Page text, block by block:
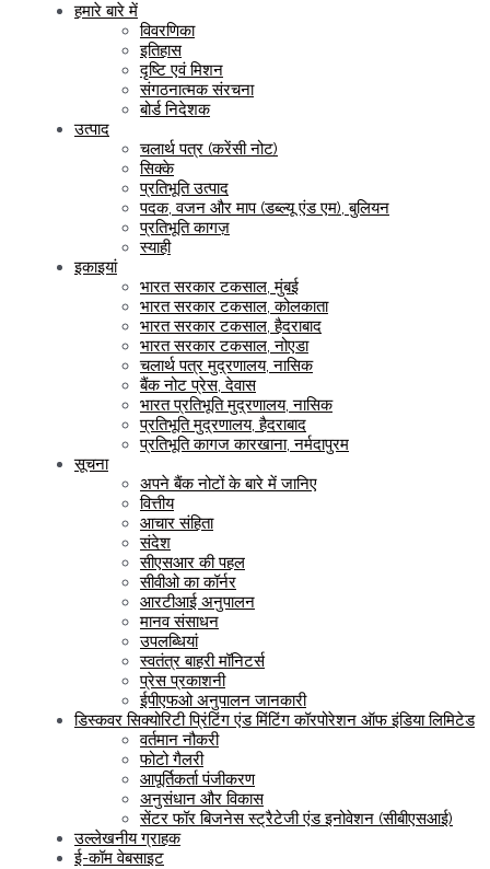
हमारे बारे में
विवरणिका
इतिहास
दृष्टि एवं मिशन
संगठनात्मक संरचना
बोर्ड निदेशक
उत्पाद
चलार्थ पत्र (करेंसी नोट)
सिक्के
प्रतिभूति उत्पाद
पदक, वजन और माप (डब्ल्यू एंड एम), बुलियन
प्रतिभूति कागज़
स्याही
इकाइयां
भारत सरकार टकसाल, मुंबई
भारत सरकार टकसाल, कोलकाता
भारत सरकार टकसाल, हैदराबाद
भारत सरकार टकसाल, नोएडा
चलार्थ पत्र मुद्रणालय, नासिक
बैंक नोट प्रेस, देवास
भारत प्रतिभूति मुद्रणालय, नासिक
प्रतिभूति मुद्रणालय, हैदराबाद
प्रतिभूति कागज कारखाना, नर्मदापुरम
सूचना
अपने बैंक नोटों के बारे में जानिए
वित्तीय
आचार संहिता
संदेश
सीएसआर की पहल
सीवीओ का कॉर्नर
आरटीआई अनुपालन
मानव संसाधन
उपलब्धियां
स्वतंत्र बाहरी मॉनिटर्स
प्रेस प्रकाशनी
ईपीएफओ अनुपालन जानकारी
डिस्कवर सिक्योरिटी प्रिंटिंग एंड मिंटिंग कॉरपोरेशन ऑफ इंडिया लिमिटेड
वर्तमान नौकरी
फोटो गैलरी
आपूर्तिकर्ता पंजीकरण
अनुसंधान और विकास
सेंटर फॉर बिजनेस स्ट्रैटेजी एंड इनोवेशन (सीबीएसआई)
उल्लेखनीय ग्राहक
ई-कॉम वेबसाइट